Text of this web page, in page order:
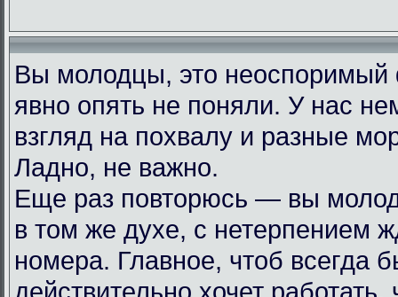
Вы молодцы, это
явно опять не поняли. У нас
взгляд на похвалу и разные
Ладно, не важно.
Еще раз повторюсь — вы
в том же духе, с нетерпением
номера. Главное, чтоб всегда
действительно хочет работать,